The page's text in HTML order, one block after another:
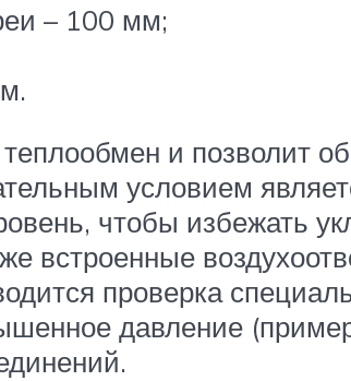
– 100 мм;
и позволит
условием
чтобы избежать
встроенные
проверка
давление